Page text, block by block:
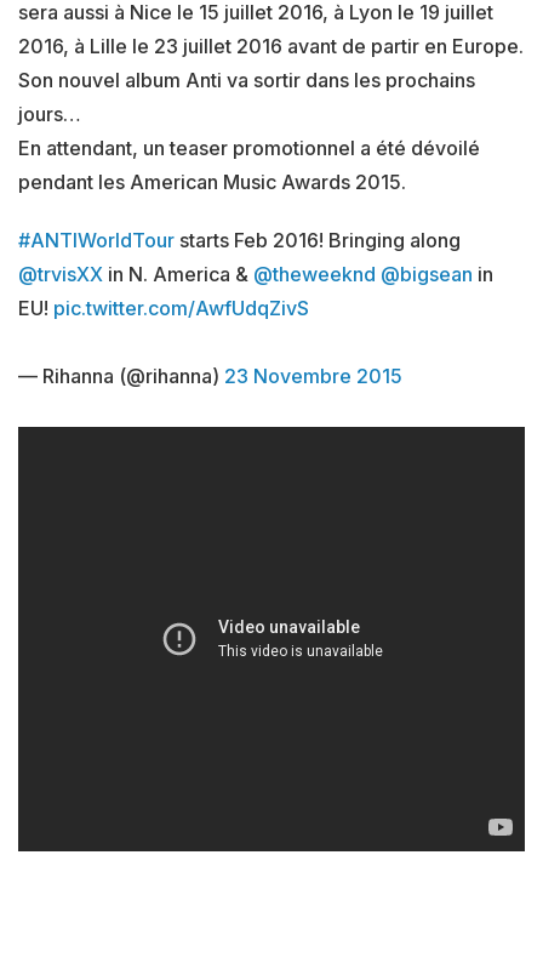
sera aussi à Nice le 15 juillet 2016, à Lyon le 19 juillet
2016, à Lille le 23 juillet 2016 avant de partir en Europe.
Son nouvel album Anti va sortir dans les prochains
jours…
En attendant, un teaser promotionnel a été dévoilé
pendant les American Music Awards 2015.
#ANTIWorldTour starts Feb 2016! Bringing along
@trvisXX in N. America & @theweeknd @bigsean in
EU! pic.twitter.com/AwfUdqZivS
— Rihanna (@rihanna) 23 Novembre 2015